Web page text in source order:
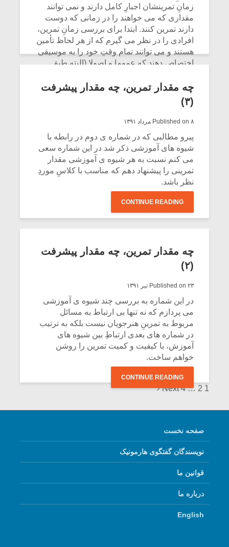
زمانِ تمرینشان اجبارِ کامل دارند و نمى توانند
مقدارى که مى خواهند را در زمانى که دوست
دارند تمرین کنند. ابتدا براى بررسى زمانِ تمرین،
افرادى را در نظر مى گیرم که از هر لحاظ تأمین
هستند و مى توانند تمام وقتِ خود را به موسیقى
اختصاص دهند که عموما و اصولا (البته طبق
صورت است که صبح ها تمرین هایى را در سطح
ساده و متوسطه (بنا بر سطح خودشان) انجام
مى دهند و یا آهنگ هاى ساده اى را فقط جهت
گرم کردن دست ها اجرا مى کنند.
CONTINUE READING
چه مقدار تمرین، چه مقدار پیشرفت
(۳)
Published on ۸ مرداد ۱۳۹۱
پیرو مطالبى که در شماره ى دوم در رابطه با
شیوه هاى آموزشى ذکر شد در این شماره سعى
مى کنم نسبت به هر شیوه ى آموزشى مقدار
تمرینى را پیشنهاد دهم که مناسب با کلاسِ موردِ
نظر باشد.
CONTINUE READING
چه مقدار تمرین، چه مقدار پیشرفت
(۲)
Published on ۲۳ تیر ۱۳۹۱
در این شماره به بررسى چند شیوه ى آموزشى
مى پردازم که نه تنها بى ارتباط به مسائل
مربوط به تمرینِ هنرجویان نیست بلکه به ترتیب
در شماره هاى بعدى ارتباطِ بین شیوه هاى
آموزش، با کیفیت و کمیت تمرین را روشن
خواهم ساخت.
CONTINUE READING
Posts
1
2
…
4
Next
صفحه نخست
نویسندگان گفتگوی هارمونیک
قوانین ما
درباره ما
English